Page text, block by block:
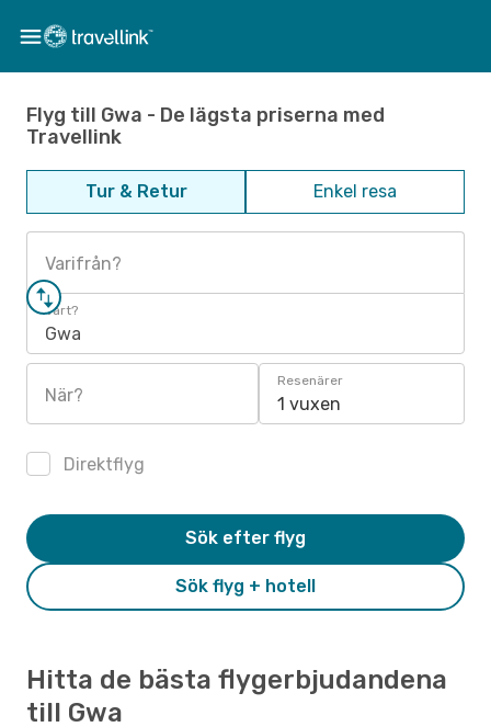
Flyg till Gwa - De lägsta priserna med
Travellink
Tur & Retur Enkel resa
Varifrån?
Vart?
Gwa
När?
Resenärer
1 vuxen
Direktflyg
Sök flyg + hotell
Sök efter flyg
Hitta de bästa flygerbjudandena
till Gwa